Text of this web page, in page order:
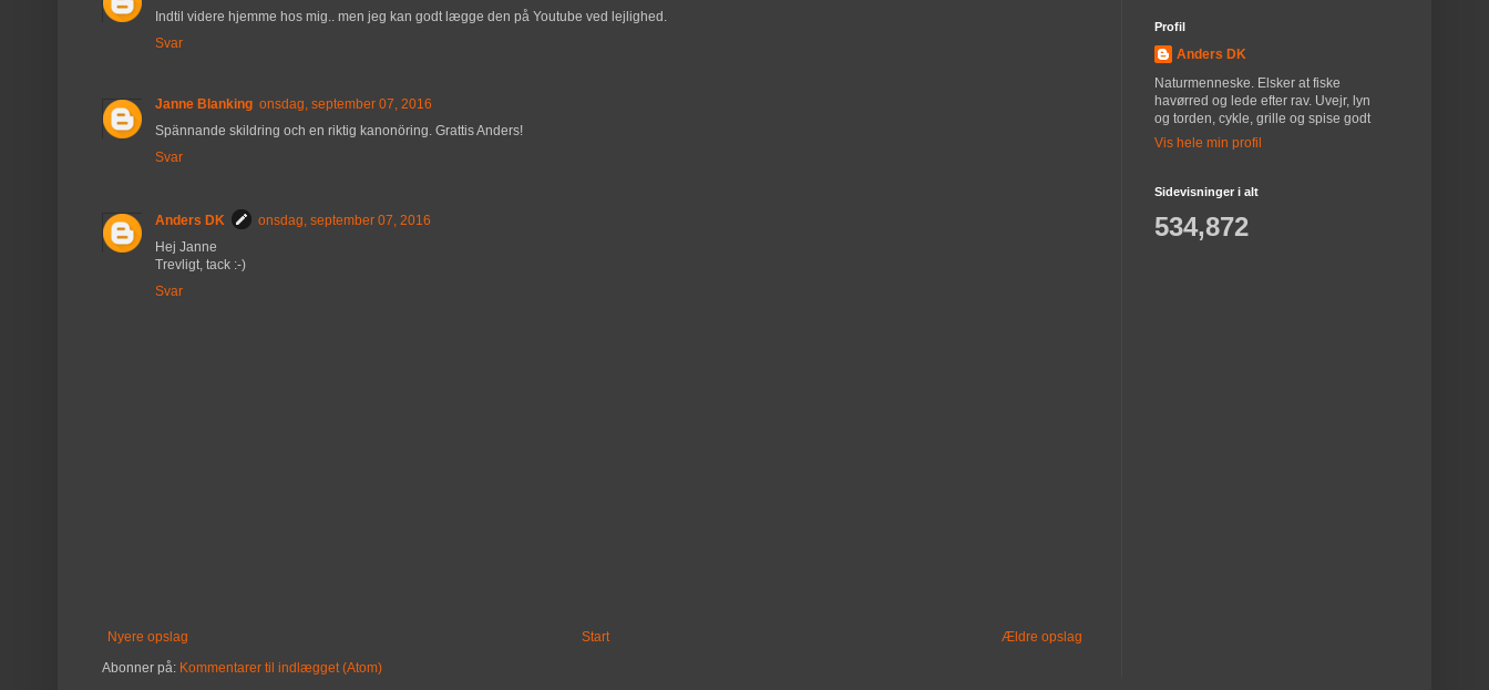
Indtil videre hjemme hos mig.. men jeg kan godt lægge den på Youtube ved lejlighed.
Svar
Janne Blanking onsdag, september 07, 2016
Spännande skildring och en riktig kanonöring. Grattis Anders!
Svar
Anders DK
onsdag, september 07, 2016
Hej Janne
Trevligt, tack :-)
Svar
Nyere opslag Ældre opslag
Start
Abonner på: Kommentarer til indlægget (Atom)
Profil
Anders DK
Naturmenneske. Elsker at fiske
havørred og lede efter rav. Uvejr, lyn
og torden, cykle, grille og spise godt
Vis hele min profil
Sidevisninger i alt
534,872